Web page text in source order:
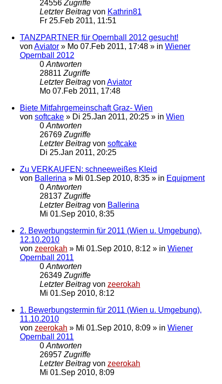
24556 Zugriffe
Letzter Beitrag von Kathrin81
Fr 25.Feb 2011, 11:51
TANZPARTNER für Opernball 2012 gesucht!
von Aviator » Mo 07.Feb 2011, 17:48 » in Wiener
Opernball 2012
0 Antworten
28811 Zugriffe
Letzter Beitrag von Aviator
Mo 07.Feb 2011, 17:48
Biete Mitfahrgemeinschaft Graz- Wien
von softcake » Di 25.Jan 2011, 20:25 » in Wien
0 Antworten
26769 Zugriffe
Letzter Beitrag von softcake
Di 25.Jan 2011, 20:25
Zu VERKAUFEN: schneeweißes Kleid
von Ballerina » Mi 01.Sep 2010, 8:35 » in Equipment
0 Antworten
28137 Zugriffe
Letzter Beitrag von Ballerina
Mi 01.Sep 2010, 8:35
2. Bewerbungstermin für 2011 (Wien u. Umgebung),
12.10.2010
von zeerokah » Mi 01.Sep 2010, 8:12 » in Wiener
Opernball 2011
0 Antworten
26349 Zugriffe
Letzter Beitrag von zeerokah
Mi 01.Sep 2010, 8:12
1. Bewerbungstermin für 2011 (Wien u. Umgebung),
11.10.2010
von zeerokah » Mi 01.Sep 2010, 8:09 » in Wiener
Opernball 2011
0 Antworten
26957 Zugriffe
Letzter Beitrag von zeerokah
Mi 01.Sep 2010, 8:09